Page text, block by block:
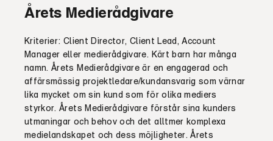
Årets Medierådgivare
Kriterier: Client Director, Client Lead, Account
Manager eller medierådgivare. Kärt barn har många
namn. Årets Medierådgivare är en engagerad och
affärsmässig projektledare/kundansvarig som värnar
lika mycket om sin kund som för olika mediers
styrkor. Årets Medierådgivare förstår sina kunders
utmaningar och behov och det alltmer komplexa
medielandskapet och dess möjligheter. Årets